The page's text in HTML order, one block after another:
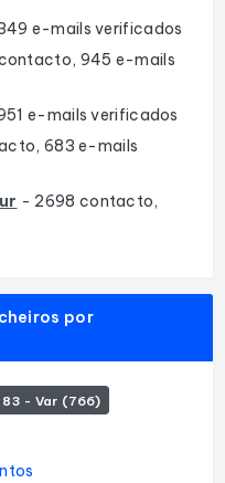
e-mails verificados
945 e-mails
e-mails verificados
683 e-mails
- 2698 contacto,
por
83 - Var (766)